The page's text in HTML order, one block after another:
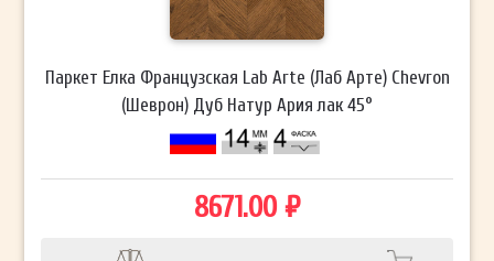
Паркет Елка Французская Lab Arte (Лаб Арте) Chevron
(Шеврон) Дуб Натур Ария лак 45°
8671.00 ₽